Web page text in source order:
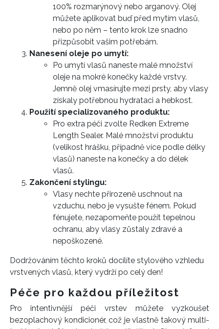
100% rozmarýnový nebo arganový. Olej
můžete aplikovat buď před mytím vlasů,
nebo po něm – tento krok lze snadno
přizpůsobit vašim potřebám.
Nanesení oleje po umytí:
Po umytí vlasů naneste malé množství
oleje na mokré konečky každé vrstvy.
Jemně olej vmasírujte mezi prsty, aby vlasy
získaly potřebnou hydrataci a hebkost.
Použití specializovaného produktu:
Pro extra péči zvolte Redken Extreme
Length Sealer. Malé množství produktu
(velikost hrášku, případně více podle délky
vlasů) naneste na konečky a do délek
vlasů.
Zakončení stylingu:
Vlasy nechte přirozeně uschnout na
vzduchu, nebo je vysušte fénem. Pokud
fénujete, nezapomeňte použít tepelnou
ochranu, aby vlasy zůstaly zdravé a
nepoškozené.
Dodržováním těchto kroků docílíte stylového vzhledu
vrstvených vlasů, který vydrží po celý den!
Péče pro každou příležitost
Pro intentivnější péči vrstev můžete vyzkoušet
bezoplachový kondicionér, což je vlastně takový multi-